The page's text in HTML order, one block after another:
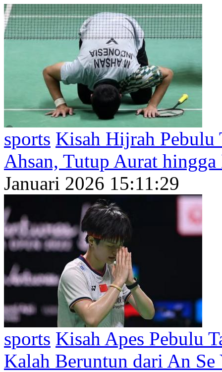
sports Kisah Hijrah Pebulu
Ahsan, Tutup Aurat
Januari 2026 15:11:29
sports Kisah Apes Pebulu
Kalah Beruntun dari An